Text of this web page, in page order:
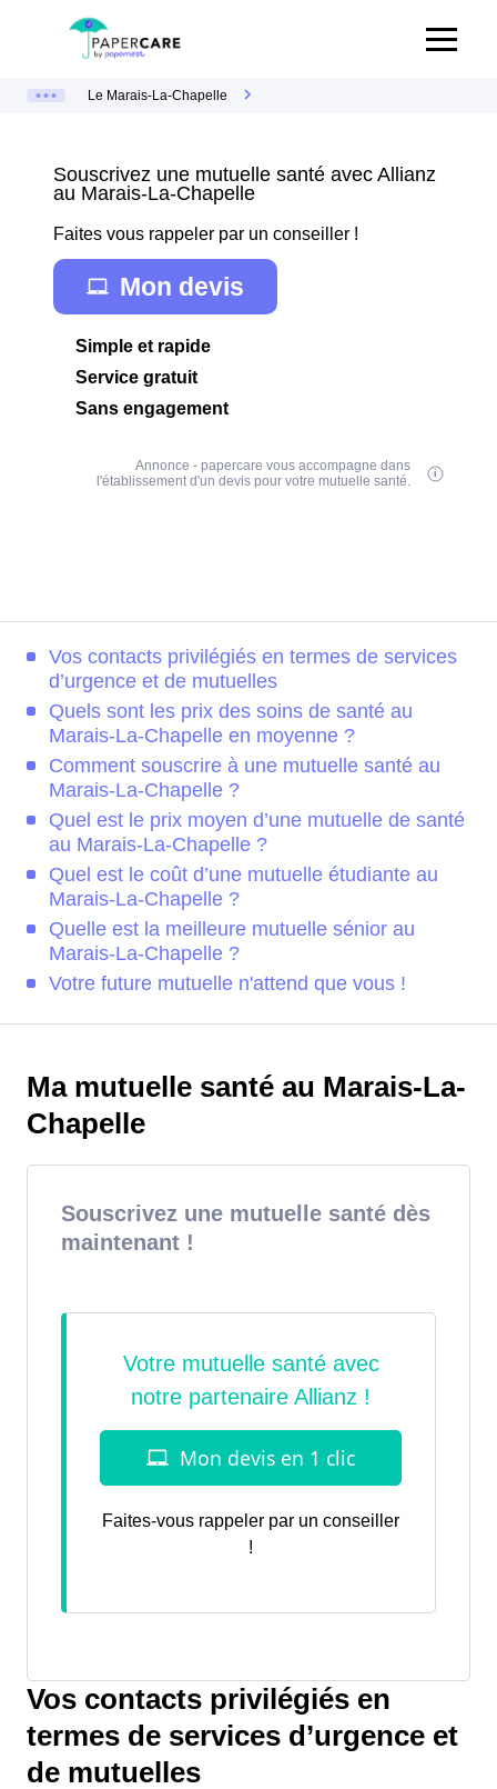
Le Marais-La-Chapelle
Souscrivez une mutuelle santé avec Allianz
au Marais-La-Chapelle
Faites vous rappeler par un conseiller !
Mon devis
Simple et rapide
Service gratuit
Sans engagement
Annonce - papercare vous accompagne dans
l'établissement d'un devis pour votre mutuelle santé.
Vos contacts privilégiés en termes de services
d’urgence et de mutuelles
Quels sont les prix des soins de santé au
Marais-La-Chapelle en moyenne ?
Comment souscrire à une mutuelle santé au
Marais-La-Chapelle ?
Quel est le prix moyen d’une mutuelle de santé
au Marais-La-Chapelle ?
Quel est le coût d’une mutuelle étudiante au
Marais-La-Chapelle ?
Quelle est la meilleure mutuelle sénior au
Marais-La-Chapelle ?
Votre future mutuelle n'attend que vous !
Ma mutuelle santé au Marais-La-
Chapelle
Souscrivez une mutuelle santé dès
maintenant !
Faites-vous rappeler par un conseiller
!
Vos contacts privilégiés en
termes de services d’urgence et
de mutuelles